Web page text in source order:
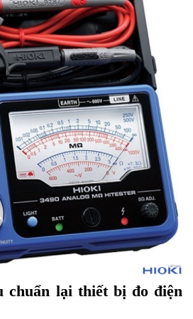
chuẩn lại thiết bị đo điện